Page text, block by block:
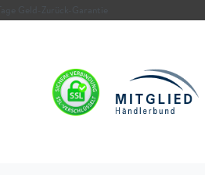
Geld-Zurück-Garantie